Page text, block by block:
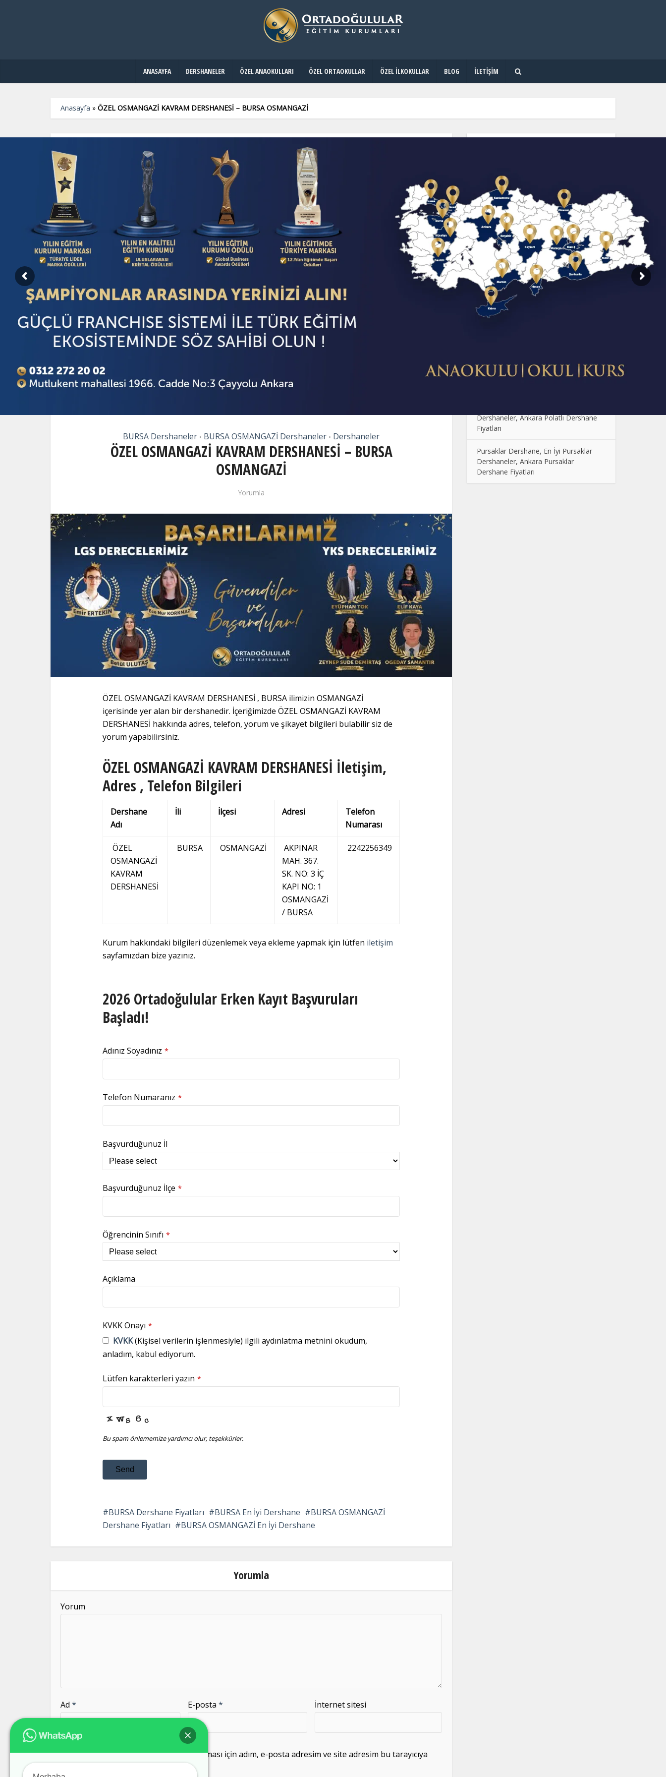
ANASAYFA DERSHANELER ÖZEL ANAOKULLARI ÖZEL ORTAOKULLAR ÖZEL İLKOKULLAR BLOG İLETIŞIM
Anasayfa » ÖZEL OSMANGAZİ KAVRAM DERSHANESİ – BURSA OSMANGAZİ
BURSA Dershaneler • BURSA OSMANGAZİ Dershaneler • Dershaneler
ÖZEL OSMANGAZİ KAVRAM DERSHANESİ – BURSA
OSMANGAZİ
Yorumla
ÖZEL OSMANGAZİ KAVRAM DERSHANESİ , BURSA ilimizin OSMANGAZİ
içerisinde yer alan bir dershanedir. İçeriğimizde ÖZEL OSMANGAZİ KAVRAM
DERSHANESİ hakkında adres, telefon, yorum ve şikayet bilgileri bulabilir siz de
yorum yapabilirsiniz.
ÖZEL OSMANGAZİ KAVRAM DERSHANESİ İletişim,
Adres , Telefon Bilgileri
Dershane
Adı
İli İlçesi Adresi
Telefon
Numarası
ÖZEL
OSMANGAZİ
KAVRAM
DERSHANESİ
BURSA OSMANGAZİ
AKPINAR
MAH. 367.
SK. NO: 3 İÇ
KAPI NO: 1
OSMANGAZİ
/ BURSA
2242256349
Kurum hakkındaki bilgileri düzenlemek veya ekleme yapmak için lütfen iletişim
sayfamızdan bize yazınız.
2026 Ortadoğulular Erken Kayıt Başvuruları
Başladı!
Adınız Soyadınız *
Telefon Numaranız *
Başvurduğunuz İl
Başvurduğunuz İlçe *
Öğrencinin Sınıfı *
Açıklama
KVKK Onayı *
KVKK(Kişisel verilerin işlenmesiyle) ilgili aydınlatma metnini okudum,
anladım, kabul ediyorum.
Lütfen karakterleri yazın *
Bu spam önlememize yardımcı olur, teşekkürler.
Send
field
should
left
BURSA Dershane Fiyatları BURSA En İyi Dershane
BURSA OSMANGAZİ
Dershane Fiyatları
BURSA OSMANGAZİ En İyi Dershane
Yorumla
Yorum
Ad * E-posta * İnternet sitesi
Daha sonraki yorumlarımda kullanılması için adım, e-posta adresim ve site adresim bu tarayıcıya
SON EKLENENLER
Dershane Fiyatlarının Farklı Olmasının
Sebebi Nedir?
Çocuklarda Sosyal Becerilerin
Geliştirilmesi: Oyun ve Etkinlik Önerileri
Anaokulunda Günlük Rutinler: Çocukların
Kolej Seçimi Yaparken Dikkat Edilmesi
Dershaneler, Ankara Polatlı Dershane
Fiyatları
Pursaklar Dershane, En İyi Pursaklar
Dershaneler, Ankara Pursaklar
Dershane Fiyatları